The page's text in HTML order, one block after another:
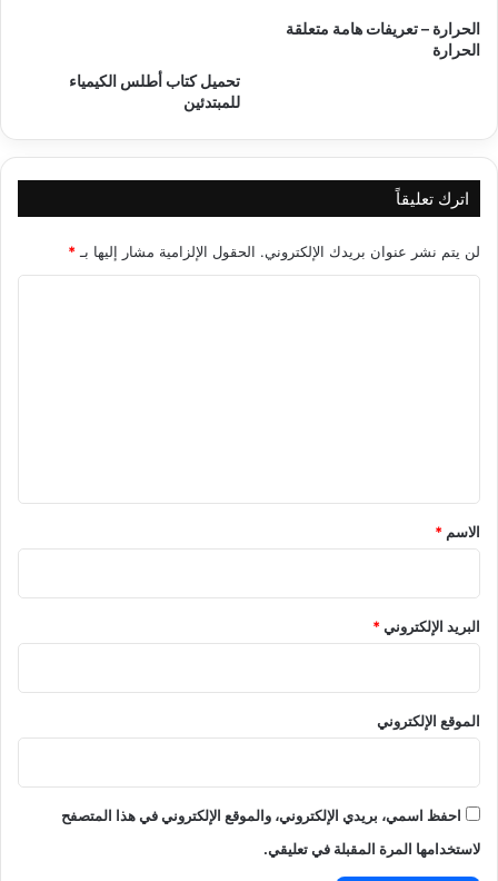
الحرارة – تعريفات هامة متعلقة
الحرارة
تحميل كتاب أطلس الكيمياء
للمبتدئين
اترك تعليقاً
لن يتم نشر عنوان بريدك الإلكتروني. الحقول الإلزامية مشار إليها بـ*
*
الاسم *
البريد الإلكتروني*
الموقع الإلكتروني
احفظ اسمي، بريدي الإلكتروني، والموقع الإلكتروني في هذا المتصفح
لاستخدامها المرة المقبلة في تعليقي.